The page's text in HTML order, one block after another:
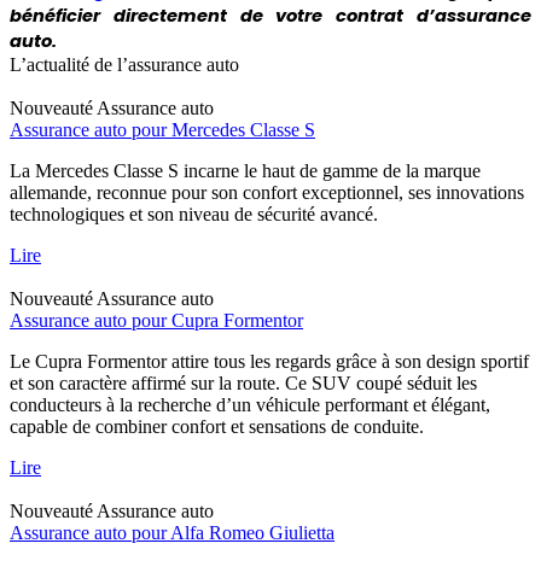
bénéficier directement de votre contrat d’assurance
auto.
L’actualité de l’assurance auto
Nouveauté Assurance auto
Assurance auto pour Mercedes Classe S
La Mercedes Classe S incarne le haut de gamme de la marque
allemande, reconnue pour son confort exceptionnel, ses innovations
technologiques et son niveau de sécurité avancé.
Lire
Nouveauté Assurance auto
Assurance auto pour Cupra Formentor
Le Cupra Formentor attire tous les regards grâce à son design sportif
et son caractère affirmé sur la route. Ce SUV coupé séduit les
conducteurs à la recherche d’un véhicule performant et élégant,
capable de combiner confort et sensations de conduite.
Lire
Nouveauté Assurance auto
Assurance auto pour Alfa Romeo Giulietta